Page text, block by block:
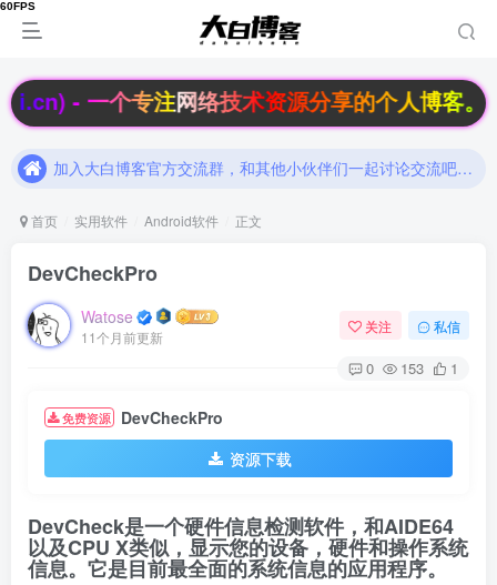
- 一个专注网络技术资源分享的个人博客。加入大白博客官方交流群，和其他小伙伴们一起讨论交流吧（有隐藏羊毛福利哟）速速来吧
[博客福利]支付宝每日领线下支付红包
加入大白博客官方交流群，和其他小伙伴们一起讨论交流吧（有隐藏羊毛福利哟）速速来吧
首页 实用软件 Android软件 正文
DevCheckPro
Watose
11个月前更新
关注 私信
0 153 1
免费资源
DevCheckPro
资源下载
DevCheck是一个硬件信息检测软件，和AIDE64
以及CPU X类似，显示您的设备，硬件和操作系统
信息。它是目前最全面的系统信息的应用程序。